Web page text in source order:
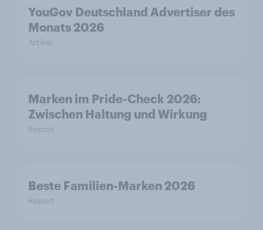
YouGov Deutschland Advertiser des
Monats 2026
Artikel
Marken im Pride-Check 2026:
Zwischen Haltung und Wirkung
Report
Beste Familien-Marken 2026
Report